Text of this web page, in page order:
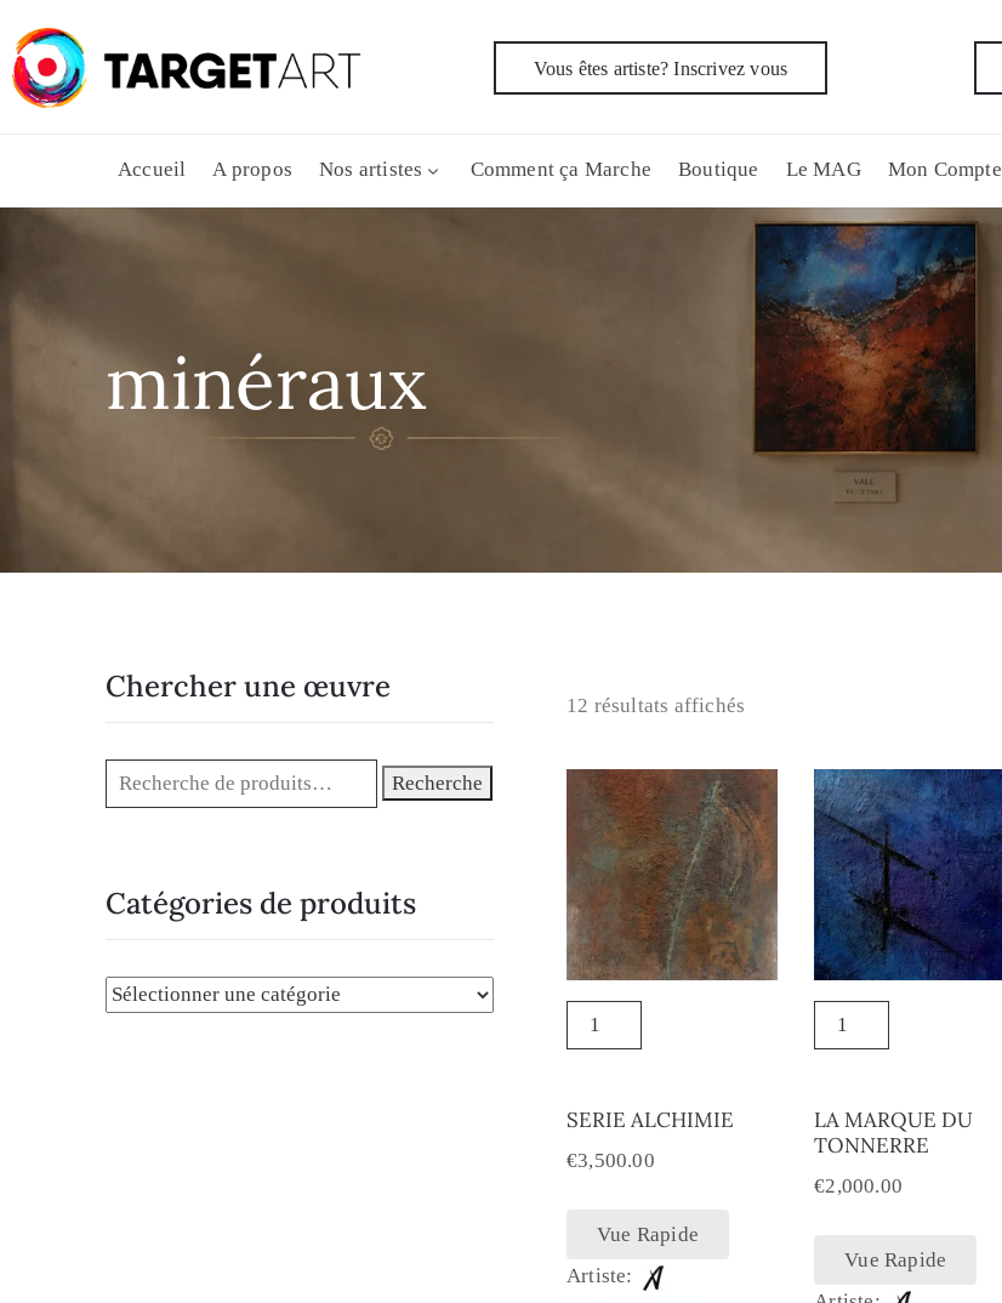
Vous êtes artiste? Inscrivez vous
Accueil A propos Nos artistes Comment ça Marche Boutique Le MAG Mon Compte
minéraux
12 résultats affichés
SERIE ALCHIMIE
€3,500.00
Vue Rapide
Artiste:
LA MARQUE DU
TONNERRE
€2,000.00
Vue Rapide
Chercher une œuvre
Recherche
Catégories de produits